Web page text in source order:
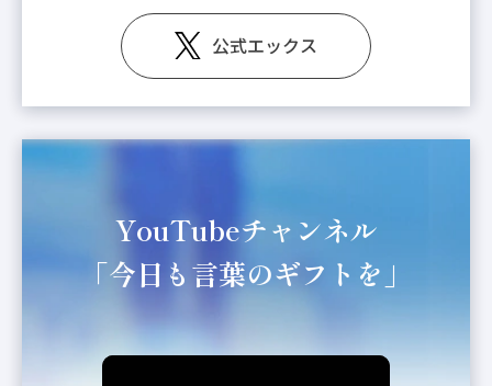
公式エックス
YouTubeチャンネル
「今日も言葉のギフトを」